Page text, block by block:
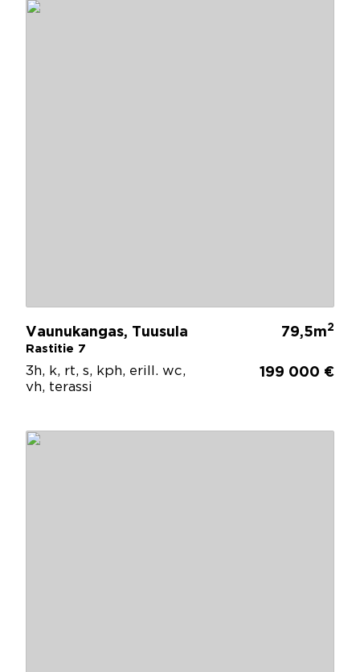
Vaunukangas, Tuusula
Rastitie 7
79,5m2
3h, k, rt, s, kph, erill. wc,
vh, terassi
199 000 €